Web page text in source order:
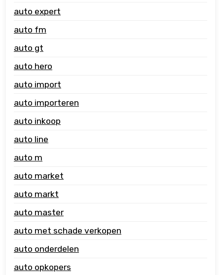
auto expert
auto fm
auto gt
auto hero
auto import
auto importeren
auto inkoop
auto line
auto m
auto market
auto markt
auto master
auto met schade verkopen
auto onderdelen
auto opkopers